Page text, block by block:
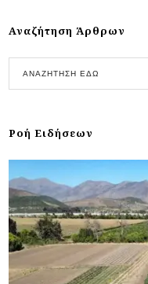
Αναζήτηση Άρθρων
Ροή Ειδήσεων